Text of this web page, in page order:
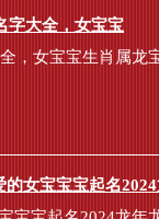
字大全，女宝宝
，女宝宝生肖属
女宝宝宝起名